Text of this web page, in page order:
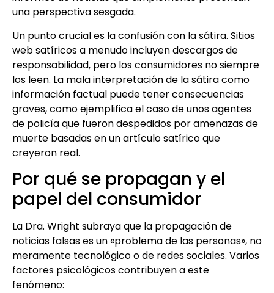
una perspectiva sesgada.
Un punto crucial es la confusión con la sátira. Sitios
web satíricos a menudo incluyen descargos de
responsabilidad, pero los consumidores no siempre
los leen. La mala interpretación de la sátira como
información factual puede tener consecuencias
graves, como ejemplifica el caso de unos agentes
de policía que fueron despedidos por amenazas de
muerte basadas en un artículo satírico que
creyeron real.
Por qué se propagan y el
papel del consumidor
La Dra. Wright subraya que la propagación de
noticias falsas es un «problema de las personas», no
meramente tecnológico o de redes sociales. Varios
factores psicológicos contribuyen a este
fenómeno: